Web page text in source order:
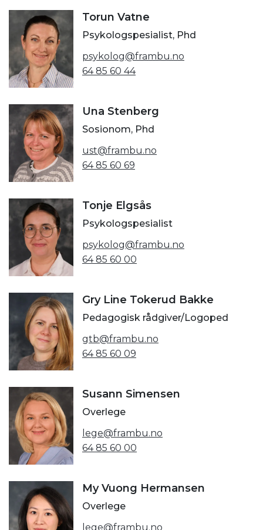
Torun Vatne
Psykologspesialist, Phd
psykolog@frambu.no
64 85 60 44
Una Stenberg
Sosionom, Phd
ust@frambu.no
64 85 60 69
Tonje Elgsås
Psykologspesialist
psykolog@frambu.no
64 85 60 00
Gry Line Tokerud Bakke
Pedagogisk rådgiver/Logoped
gtb@frambu.no
64 85 60 09
Susann Simensen
Overlege
lege@frambu.no
64 85 60 00
My Vuong Hermansen
Overlege
lege@frambu.no